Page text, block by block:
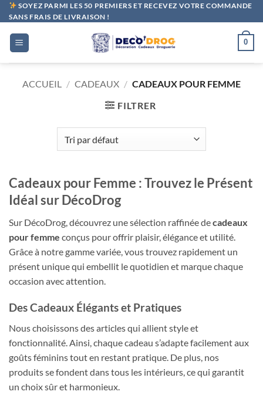
Passer
au
contenu
SOYEZ PARMI LES 50 PREMIERS ET RECEVEZ VOTRE COMMANDE
SANS FRAIS DE LIVRAISON !
0
ACCUEIL / CADEAUX / CADEAUX POUR FEMME
FILTRER
Cadeaux pour Femme : Trouvez le Présent
Idéal sur DécoDrog
Sur DécoDrog, découvrez une sélection raffinée decadeaux
pour femme conçus pour offrir plaisir, élégance et utilité.
Grâce à notre gamme variée, vous trouvez rapidement un
présent unique qui embellit le quotidien et marque chaque
occasion avec attention.
Des Cadeaux Élégants et Pratiques
Nous choisissons des articles qui allient style et
fonctionnalité. Ainsi, chaque cadeau s’adapte facilement aux
goûts féminins tout en restant pratique. De plus, nos
produits se fondent dans tous les intérieurs, ce qui garantit
un choix sûr et harmonieux.